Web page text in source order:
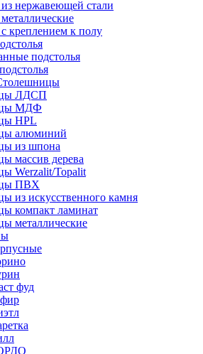
нержавеющей стали
креплением к полу
подстолья
ЛДСП
МДФ
HPL
алюминий
из шпона
массив дерева
Werzalit/Topalit
ПВХ
из искусственного камня
компакт ламинат
металлические
фуд